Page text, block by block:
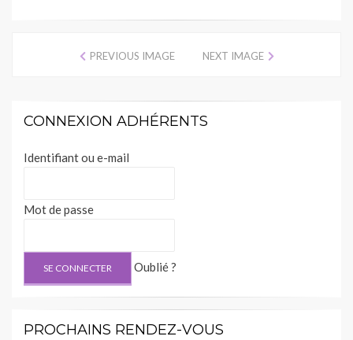
PREVIOUS IMAGE NEXT IMAGE
CONNEXION ADHÉRENTS
Identifiant ou e-mail
Mot de passe
Oublié ?
PROCHAINS RENDEZ-VOUS